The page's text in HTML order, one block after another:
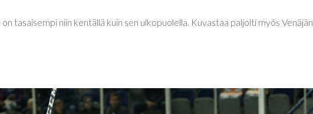
tasaisempi niin kentällä kuin sen ulkopuolella. Kuvastaa paljolti myös Venäjän